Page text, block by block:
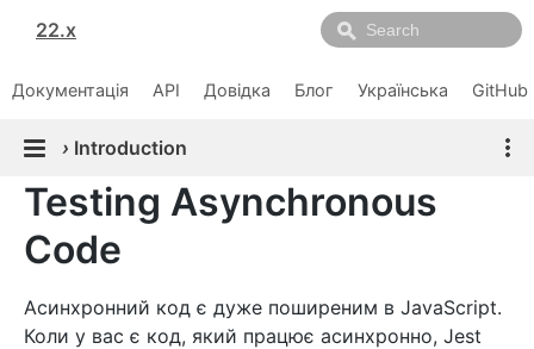
22.x
Документація API Довідка Блог Українська GitHub
› Introduction
Testing Asynchronous
Code
Асинхронний код є дуже поширеним в JavaScript.
Коли у вас є код, який працює асинхронно, Jest